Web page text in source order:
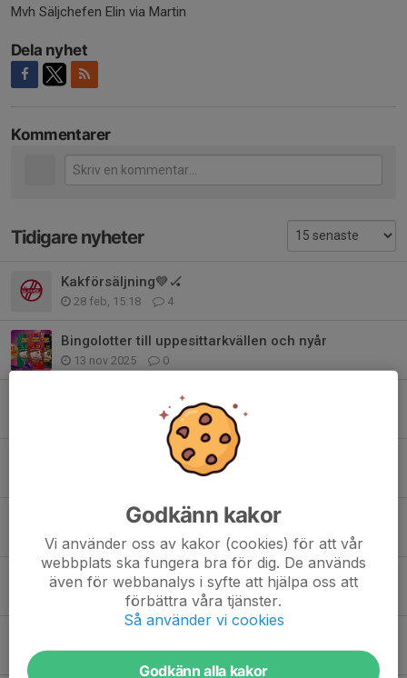
Mvh Säljchefen Elin via Martin
Dela nyhet
Kommentarer
Tidigare nyheter
Kakförsäljning💙🏑
28 feb, 15:18 4
Bingolotter till uppesittarkvällen och nyår
13 nov 2025 0
Newbodyförsäljning!
0
Ny säsong - halltider spikade
14 aug 2025
20 feb 2025 0
21 jan 2025 0
Godkänn kakor
Vi använder oss av kakor (cookies) för att vår
webbplats ska fungera bra för dig. De används
även för webbanalys i syfte att hjälpa oss att
förbättra våra tjänster.
Så använder vi cookies
Godkänn alla kakor